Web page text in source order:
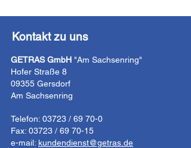
Kontakt zu uns
GETRAS GmbH "Am Sachsenring"
Hofer Straße 8
09355 Gersdorf
Am Sachsenring
Telefon: 03723 / 69 70-0
Fax: 03723 / 69 70-15
e-mail: kundendienst@getras.de